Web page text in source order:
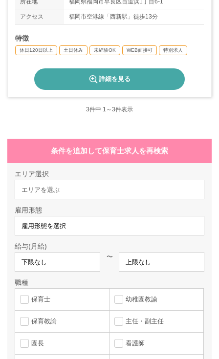
所在地 福岡県福岡市早良区百道浜1丁目6-1
アクセス 福岡市空港線「西新駅」徒歩13分
特徴
休日120日以上 土日休み 未経験OK WEB面接可 特別求人
詳細を見る
3件中 1～3件表示
条件を追加して保育士求人を再検索
エリア選択
エリアを選ぶ
雇用形態
給与(月給)
〜
職種
保育士 幼稚園教諭
保育教諭 主任・副主任
園長 看護師